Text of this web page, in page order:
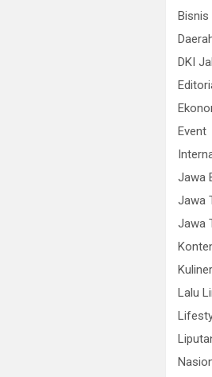
Bisnis
DKI
Event
Jawa
Jawa
Jawa
Kuliner
Lalu